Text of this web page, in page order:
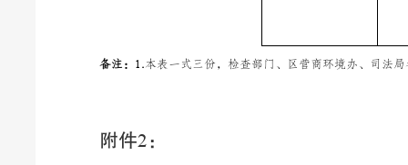
备注： 1 .本表一式三份，检查部门、区营商环境办、司法
附件2：